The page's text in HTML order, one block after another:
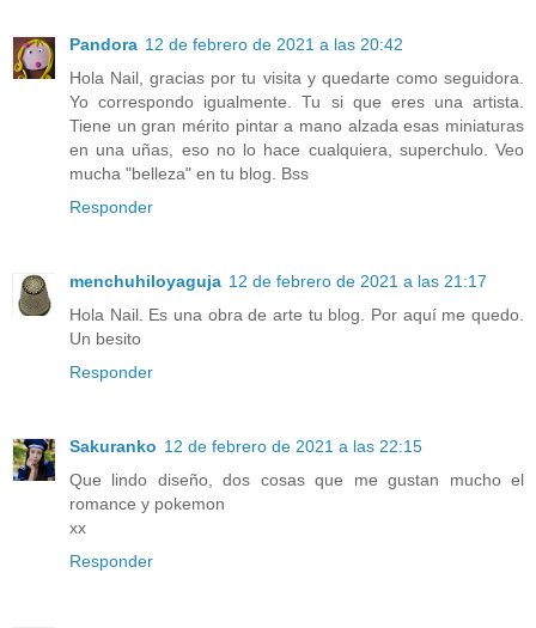
Pandora 12 de febrero de 2021 a las 20:42
Hola Nail, gracias por tu visita y quedarte como seguidora.
Yo correspondo igualmente. Tu si que eres una artista.
Tiene un gran mérito pintar a mano alzada esas miniaturas
en una uñas, eso no lo hace cualquiera, superchulo. Veo
mucha "belleza" en tu blog. Bss
Responder
menchuhiloyaguja 12 de febrero de 2021 a las 21:17
Hola Nail. Es una obra de arte tu blog. Por aquí me quedo.
Un besito
Responder
Sakuranko 12 de febrero de 2021 a las 22:15
Que lindo diseño, dos cosas que me gustan mucho el
romance y pokemon
xx
Responder